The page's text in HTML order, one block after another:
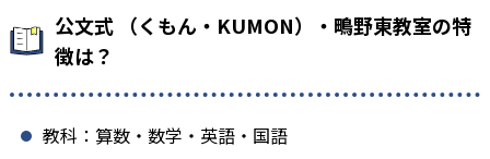
公文式 （くもん・KUMON）・鴫野東教室の特
徴は？
教科：算数・数学・英語・国語